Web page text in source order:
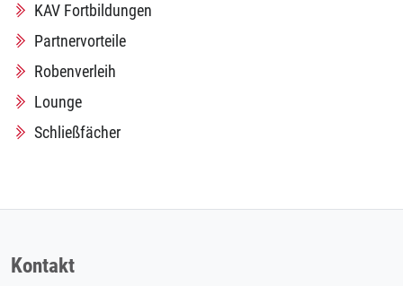
KAV Fortbildungen
Partnervorteile
Robenverleih
Lounge
Schließfächer
Kontakt